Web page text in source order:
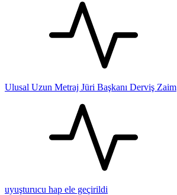
Ulusal Uzun Metraj Jüri Başkanı Derviş Zaim
uyuşturucu hap ele geçirildi